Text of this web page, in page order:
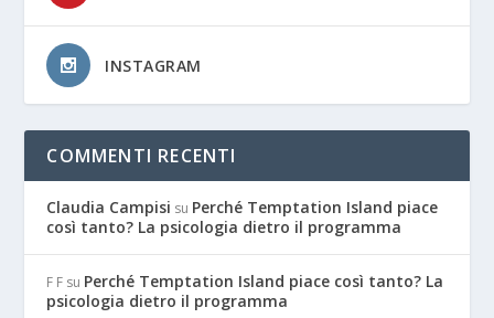
INSTAGRAM
COMMENTI RECENTI
Claudia Campisi su Perché Temptation Island piace
così tanto? La psicologia dietro il programma
F F su Perché Temptation Island piace così tanto? La
psicologia dietro il programma